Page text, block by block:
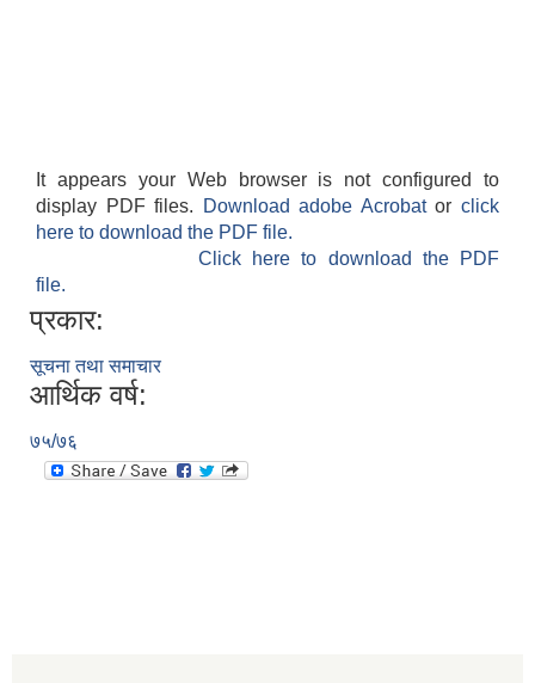
It appears your Web browser is not configured to
display PDF files.
Download adobe Acrobatorclick
here to download the PDF file.
Click here to download the PDF
file.
प्रकार:
सूचना तथा समाचार
आर्थिक वर्ष:
७५/७६